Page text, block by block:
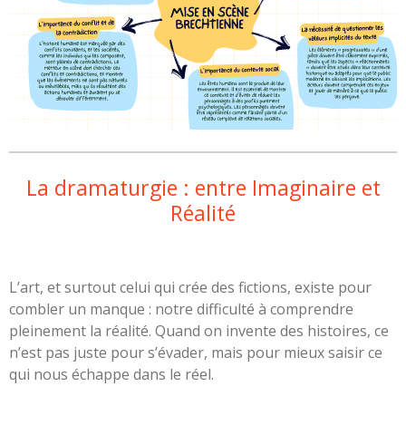
La dramaturgie : entre Imaginaire et
Réalité
L’art, et surtout celui qui crée des fictions, existe pour
combler un manque : notre difficulté à comprendre
pleinement la réalité. Quand on invente des histoires, ce
n’est pas juste pour s’évader, mais pour mieux saisir ce
qui nous échappe dans le réel.